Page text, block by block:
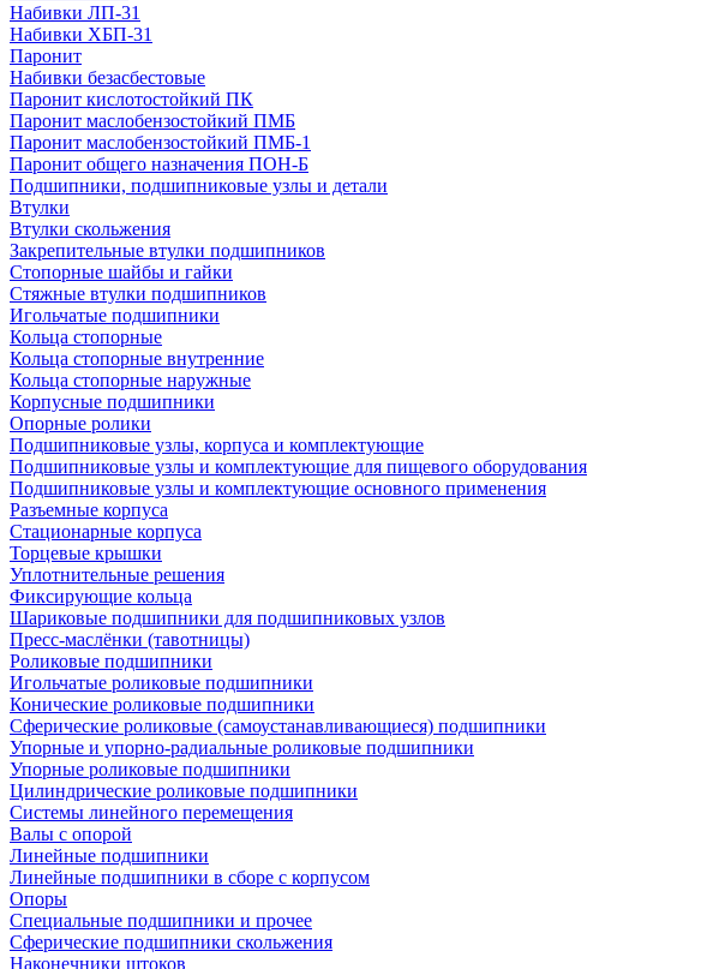
Набивки ЛП-31
Набивки ХБП-31
Паронит
Набивки безасбестовые
Паронит кислотостойкий ПК
Паронит маслобензостойкий ПМБ
Паронит маслобензостойкий ПМБ-1
Паронит общего назначения ПОН-Б
Подшипники, подшипниковые узлы и детали
Втулки
Втулки скольжения
Закрепительные втулки подшипников
Стопорные шайбы и гайки
Стяжные втулки подшипников
Игольчатые подшипники
Кольца стопорные
Кольца стопорные внутренние
Кольца стопорные наружные
Корпусные подшипники
Опорные ролики
Подшипниковые узлы, корпуса и комплектующие
Подшипниковые узлы и комплектующие для пищевого оборудования
Подшипниковые узлы и комплектующие основного применения
Разъемные корпуса
Стационарные корпуса
Торцевые крышки
Уплотнительные решения
Фиксирующие кольца
Шариковые подшипники для подшипниковых узлов
Пресс-маслёнки (тавотницы)
Роликовые подшипники
Игольчатые роликовые подшипники
Конические роликовые подшипники
Сферические роликовые (самоустанавливающиеся) подшипники
Упорные и упорно-радиальные роликовые подшипники
Упорные роликовые подшипники
Цилиндрические роликовые подшипники
Системы линейного перемещения
Валы с опорой
Линейные подшипники
Линейные подшипники в сборе с корпусом
Опоры
Специальные подшипники и прочее
Сферические подшипники скольжения
Наконечники штоков